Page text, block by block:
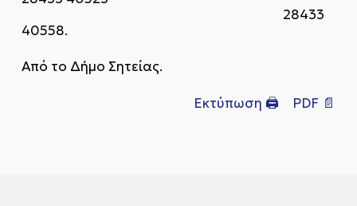
28433
40558.
Από το Δήμο Σητείας.
Εκτύπωση 🖨 PDF 📄